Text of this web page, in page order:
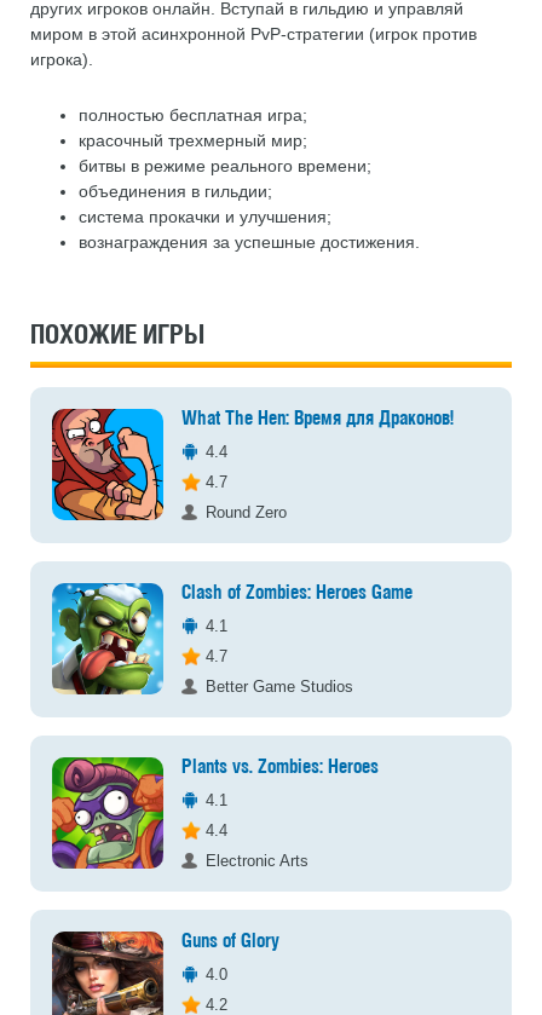
других игроков онлайн. Вступай в гильдию и управляй
миром в этой асинхронной PvP-стратегии (игрок против
игрока).
полностью бесплатная игра;
красочный трехмерный мир;
битвы в режиме реального времени;
объединения в гильдии;
система прокачки и улучшения;
вознаграждения за успешные достижения.
ПОХОЖИЕ ИГРЫ
What The Hen: Время для Драконов!
4.4
4.7
Round Zero
Clash of Zombies: Heroes Game
4.1
4.7
Better Game Studios
Plants vs. Zombies: Heroes
4.1
4.4
Electronic Arts
Guns of Glory
4.0
4.2